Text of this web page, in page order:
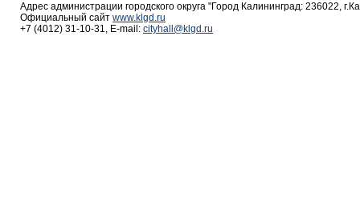
Адрес администрации городского округа "Город Калининград: 236022,
Официальный сайт www.klgd.ru
+7 (4012) 31-10-31, E-mail: cityhall@klgd.ru